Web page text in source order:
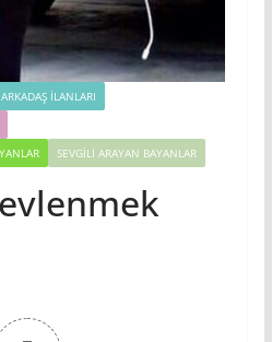
İLANLARI
SEVGILI ARAYAN BAYANLAR